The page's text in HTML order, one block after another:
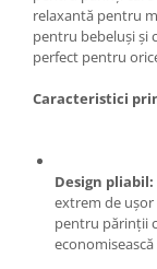
Perii si aparate
Stergatoare geam
Umerase pentru
Uscatoare si
Masini de carnati
Espressoare si
Masini de piper si
Accesorii si
Statii si pistoale
Statii si pistoale
Accesorii,
Acumulatori si
electrice
Discuri taiere
Strung
relaxantă pentru
pentru bebeluși și
perfect pentru
Caracteristici
Design pliabil:
extrem de
pentru părinții